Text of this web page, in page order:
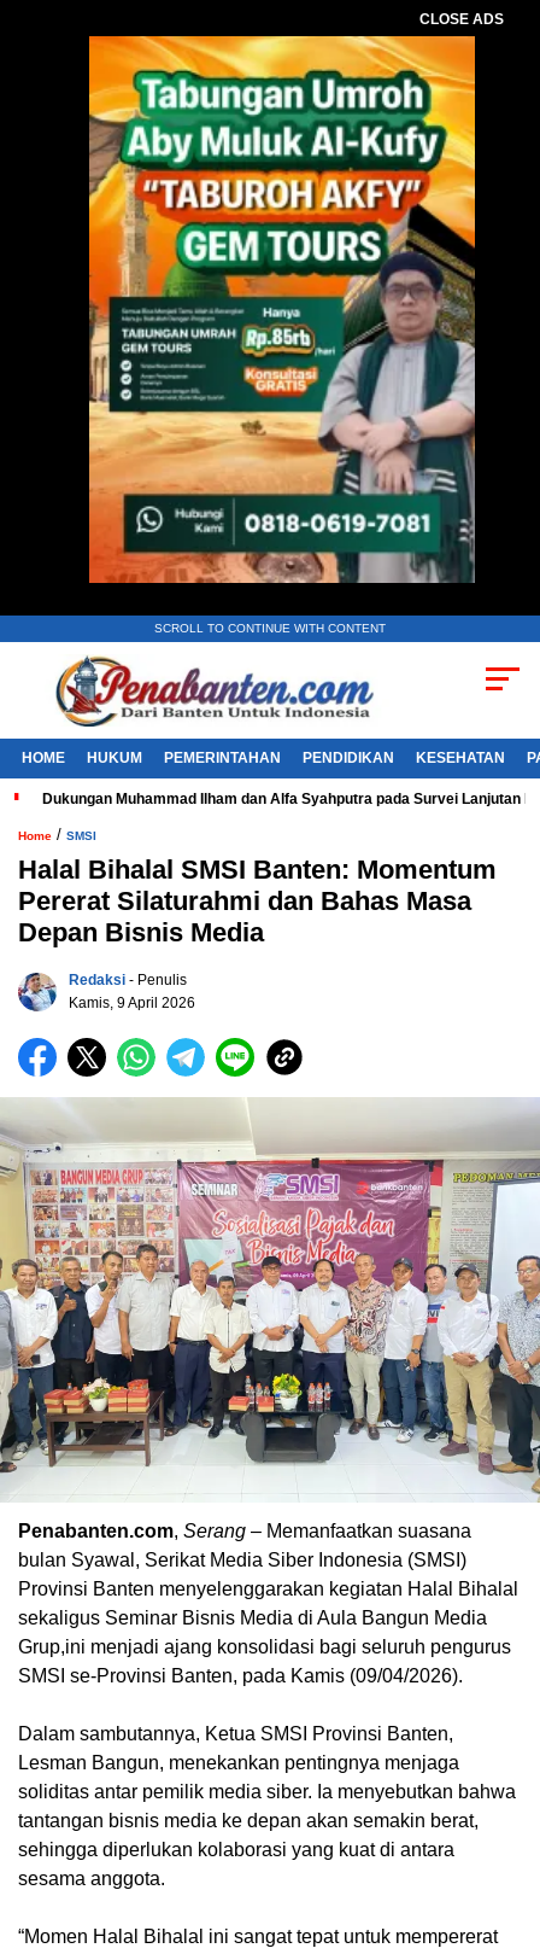
CLOSE ADS
SCROLL TO CONTINUE WITH CONTENT
HOME HUKUM PEMERINTAHAN PENDIDIKAN KESEHATAN
Dukungan Muhammad Ilham dan Alfa Syahputra pada Survei Lanjutan
Home / SMSI
Halal Bihalal SMSI Banten: Momentum
Pererat Silaturahmi dan Bahas Masa
Depan Bisnis Media
Redaksi - Penulis
Kamis, 9 April 2026
Penabanten.com, Serang – Memanfaatkan suasana
bulan Syawal, Serikat Media Siber Indonesia (SMSI)
Provinsi Banten menyelenggarakan kegiatan Halal Bihalal
sekaligus Seminar Bisnis Media di Aula Bangun Media
Grup,ini menjadi ajang konsolidasi bagi seluruh pengurus
SMSI se-Provinsi Banten, pada Kamis (09/04/2026).
Dalam sambutannya, Ketua SMSI Provinsi Banten,
Lesman Bangun, menekankan pentingnya menjaga
soliditas antar pemilik media siber. Ia menyebutkan bahwa
tantangan bisnis media ke depan akan semakin berat,
sehingga diperlukan kolaborasi yang kuat di antara
sesama anggota.
“Momen Halal Bihalal ini sangat tepat untuk mempererat